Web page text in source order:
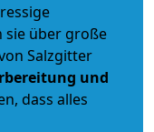
sie über große
Salzgitter
und
dass alles